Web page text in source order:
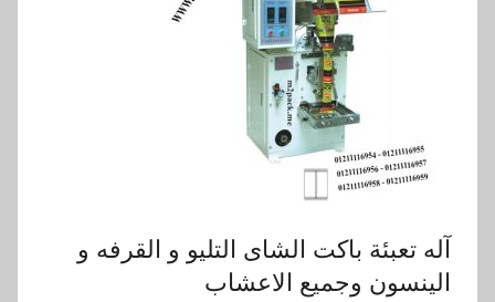
آله تعبئة باكت الشاى التليو و القرفه و
الينسون وجميع الاعشاب